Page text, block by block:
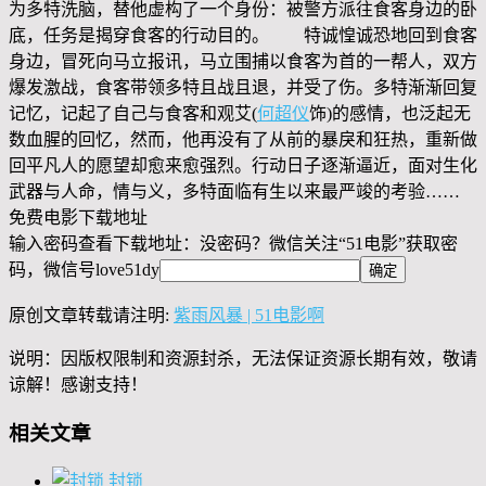
为多特洗脑，替他虚构了一个身份：被警方派往食客身边的卧
底，任务是揭穿食客的行动目的。 特诚惶诚恐地回到食客
身边，冒死向马立报讯，马立围捕以食客为首的一帮人，双方
爆发激战，食客带领多特且战且退，并受了伤。多特渐渐回复
记忆，记起了自己与食客和观艾(何超仪饰)的感情，也泛起无
数血腥的回忆，然而，他再没有了从前的暴戾和狂热，重新做
回平凡人的愿望却愈来愈强烈。行动日子逐渐逼近，面对生化
武器与人命，情与义，多特面临有生以来最严竣的考验……
免费电影下载地址
输入密码查看下载地址：没密码？微信关注“51电影”获取密
码，微信号love51dy
原创文章转载请注明: 紫雨风暴 | 51电影啊
说明：因版权限制和资源封杀，无法保证资源长期有效，敬请
谅解！感谢支持！
相关文章
封锁